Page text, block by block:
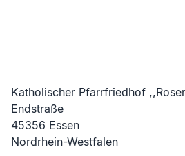
Katholischer Pfarrfriedhof
Endstraße
45356 Essen
Nordrhein-Westfalen